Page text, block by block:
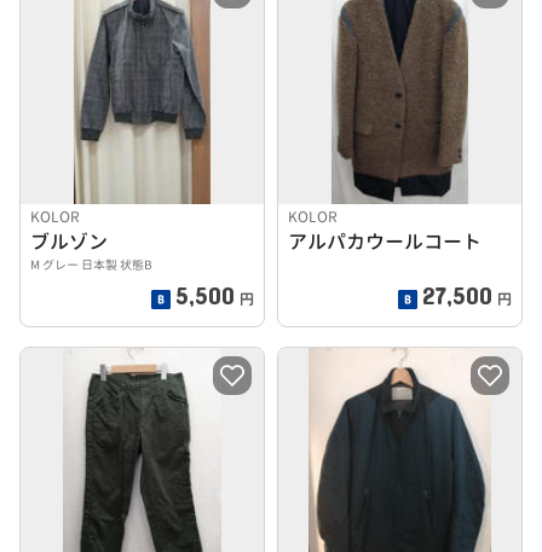
KOLOR
ブルゾン
M グレー 日本製 状態B
5,500 円
KOLOR
アルパカウールコート
27,500 円